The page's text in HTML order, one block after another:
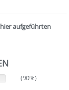
aufgeführten
(90%)